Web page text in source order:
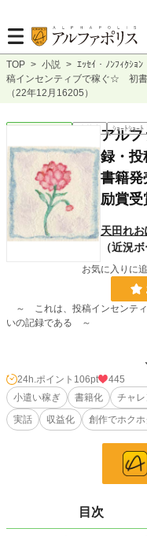
TOP > 小説 > ｴｯｾｲ・ﾉﾝﾌｨｸｼｮﾝ
稿インセンティブで稼ぐ☆ 初
（22年12月16205）
ｼｮｰﾄｼｮｰﾄ
アルフ
録・
書籍
励賞受
天田れ
（近況
お気に入りに
～ これは、投稿インセンティ
いの記録である ～
アルファポリスでお小遣いを稼
エッセイ
文章を書いているんだから、自
ついでに長編書ける人になりた
そんな私がアルファポリスでや
24h.ポイント 106pt
445
小遣い稼ぎ
書籍化 チャレ
実話
収益化 創作でホクホ
目次